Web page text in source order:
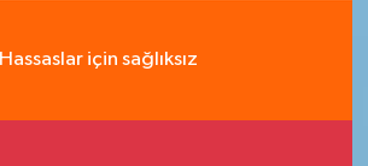
Hassaslar için sağlıksız